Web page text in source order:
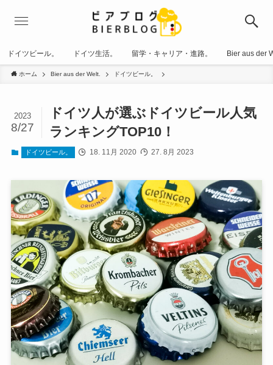
ドイツビール。 ドイツ生活。 留学・キャリア・進路。 Bier aus der
ホーム Bier aus der Welt. ドイツビール。
ドイツ人が選ぶドイツビール人気
ランキングTOP10！
2023
8/27
ドイツビール。 18. 11月 2020 27. 8月 2023